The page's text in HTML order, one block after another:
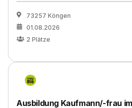
73257 Köngen
01.08.2026
2 Plätze
Ausbildung Kaufmann/-frau im